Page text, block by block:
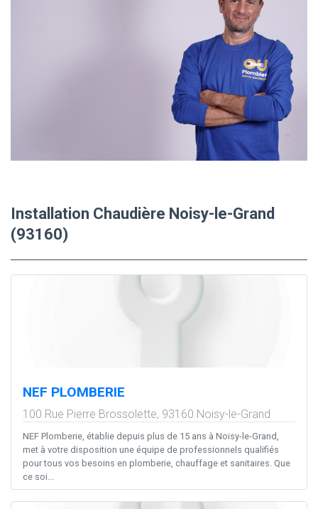
Installation Chaudière Noisy-le-Grand
(93160)
NEF PLOMBERIE
100 Rue Pierre Brossolette, 93160 Noisy-le-Grand
NEF Plomberie, établie depuis plus de 15 ans à Noisy-le-Grand,
met à votre disposition une équipe de professionnels qualifiés
pour tous vos besoins en plomberie, chauffage et sanitaires. Que
ce soi...